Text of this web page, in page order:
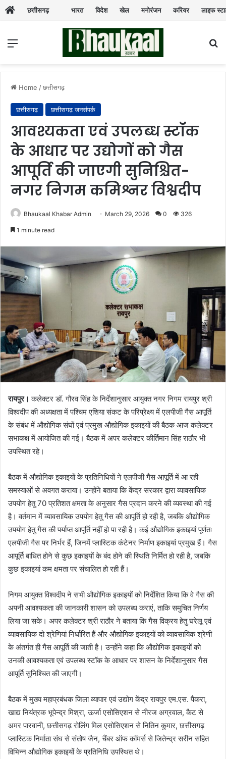
छत्तीसगढ़ भारत विदेश खेल मनोरंजन करियर लाइफ
Menu
Home /छत्तीसगढ़
छत्तीसगढ़ छत्तीसगढ़ जनसंपर्क
आवश्यकता एवं उपलब्ध स्टॉक
के आधार पर उद्योगों को गैस
आपूर्ति की जाएगी सुनिश्चित-
नगर निगम कमिश्नर विश्वदीप
Bhaukaal Khabar Admin March 29, 2026 0 326
1 minute read
रायपुर। कलेक्टर डॉ. गौरव सिंह के निर्देशानुसार आयुक्त नगर निगम रायपुर श्री
विश्वदीप की अध्यक्षता में पश्चिम एशिया संकट के परिप्रेक्ष्य में एलपीजी गैस आपूर्ति
के संबंध में औद्योगिक संघों एवं प्रमुख औद्योगिक इकाइयों की बैठक आज कलेक्टर
सभाकक्ष में आयोजित की गई। बैठक में अपर कलेक्टर कीर्तिमान सिंह राठौर भी
उपस्थित रहे।
बैठक में औद्योगिक इकाइयों के प्रतिनिधियों ने एलपीजी गैस आपूर्ति में आ रही
समस्याओं से अवगत कराया। उन्होंने बताया कि केंद्र सरकार द्वारा व्यावसायिक
उपयोग हेतु 70 प्रतिशत क्षमता के अनुसार गैस प्रदान करने की व्यवस्था की गई
है। वर्तमान में व्यावसायिक उपयोग हेतु गैस की आपूर्ति हो रही है, जबकि औद्योगिक
उपयोग हेतु गैस की पर्याप्त आपूर्ति नहीं हो पा रही है। कई औद्योगिक इकाइयां पूर्णतः
एलपीजी गैस पर निर्भर हैं, जिनमें प्लास्टिक कंटेनर निर्माण इकाइयां प्रमुख हैं। गैस
आपूर्ति बाधित होने से कुछ इकाइयों के बंद होने की स्थिति निर्मित हो रही है, जबकि
कुछ इकाइयां कम क्षमता पर संचालित हो रही हैं।
निगम आयुक्त विश्वदीप ने सभी औद्योगिक इकाइयों को निर्देशित किया कि वे गैस की
अपनी आवश्यकता की जानकारी शासन को उपलब्ध कराएं, ताकि समुचित निर्णय
लिया जा सके। अपर कलेक्टर श्री राठौर ने बताया कि गैस विक्रय हेतु घरेलू एवं
व्यावसायिक दो श्रेणियां निर्धारित हैं और औद्योगिक इकाइयों को व्यावसायिक श्रेणी
के अंतर्गत ही गैस आपूर्ति की जाती है। उन्होंने कहा कि औद्योगिक इकाइयों को
उनकी आवश्यकता एवं उपलब्ध स्टॉक के आधार पर शासन के निर्देशानुसार गैस
आपूर्ति सुनिश्चित की जाएगी।
बैठक में मुख्य महाप्रबंधक जिला व्यापार एवं उद्योग केंद्र रायपुर एम.एस. पैकरा,
खाद्य नियंत्रक भूपेन्द्र मिश्रा, ऊर्जा एसोसिएशन से नीरज अग्रवाल, कैट से
अमर पारवानी, छत्तीसगढ़ रोलिंग मिल एसोसिएशन से नितिन कुमार, छत्तीसगढ़
प्लास्टिक निर्माता संघ से संतोष जैन, चैंबर ऑफ कॉमर्स से जितेन्द्र सरीन सहित
विभिन्न औद्योगिक इकाइयों के प्रतिनिधि उपस्थित थे।